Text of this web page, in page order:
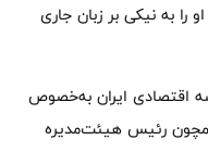
را به نیکی بر زبان جاری
اقتصادی ایران به‌خصوص
رئیس هیئت‌مدیره